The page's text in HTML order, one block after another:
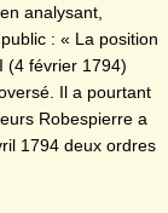
analysant,
: « La position
(4 février 1794)
Il a pourtant
Robespierre a
1794 deux ordres